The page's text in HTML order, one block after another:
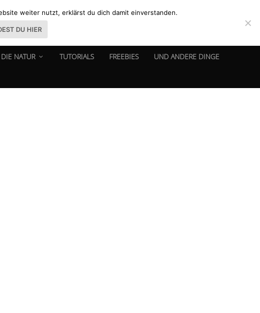
DIE NATUR TUTORIALS FREEBIES UND ANDERE DINGE
weiter nutzt, erklärst du dich damit einverstanden.
DU HIER